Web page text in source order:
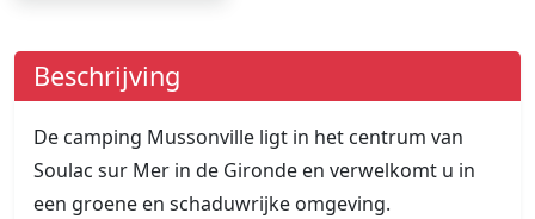
Beschrijving
De camping Mussonville ligt in het centrum van
Soulac sur Mer in de Gironde en verwelkomt u in
een groene en schaduwrijke omgeving.